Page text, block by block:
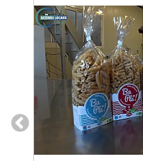
Pourquoi